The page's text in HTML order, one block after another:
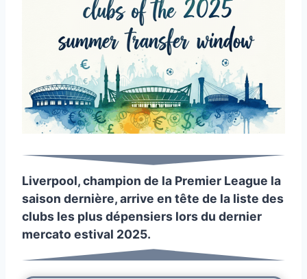
Liverpool, champion de la Premier League la
saison dernière, arrive en tête de la liste des
clubs les plus dépensiers lors du dernier
mercato estival 2025.